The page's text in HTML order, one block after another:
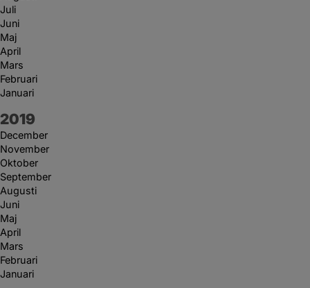
Juli
Juni
Maj
April
Mars
Februari
Januari
År:
2019
December
November
Oktober
September
Augusti
Juni
Maj
April
Mars
Februari
Januari